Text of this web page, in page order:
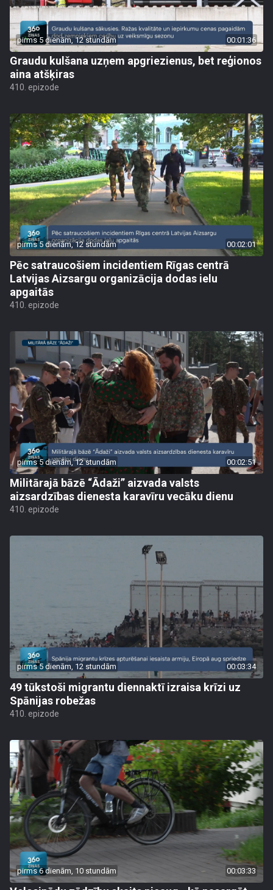
pirms 5 dienām, 12 stundām 00:01:36
Graudu kulšana uzņem apgriezienus, bet reģionos
aina atšķiras
410. epizode
pirms 5 dienām, 12 stundām 00:02:01
Pēc satraucošiem incidentiem Rīgas centrā
Latvijas Aizsargu organizācija dodas ielu
apgaitās
410. epizode
pirms 5 dienām, 12 stundām 00:02:51
Militārajā bāzē “Ādaži” aizvada valsts
aizsardzības dienesta karavīru vecāku dienu
410. epizode
pirms 5 dienām, 12 stundām 00:03:34
49 tūkstoši migrantu diennaktī izraisa krīzi uz
Spānijas robežas
410. epizode
pirms 6 dienām, 10 stundām 00:03:33